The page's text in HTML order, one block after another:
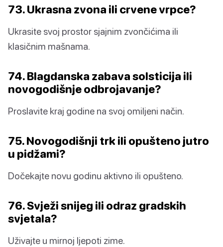
73. Ukrasna zvona ili crvene vrpce?
Ukrasite svoj prostor sjajnim zvončićima ili
klasičnim mašnama.
74. Blagdanska zabava solsticija ili
novogodišnje odbrojavanje?
Proslavite kraj godine na svoj omiljeni način.
75. Novogodišnji trk ili opušteno jutro
u pidžami?
Dočekajte novu godinu aktivno ili opušteno.
76. Svježi snijeg ili odraz gradskih
svjetala?
Uživajte u mirnoj ljepoti zime.